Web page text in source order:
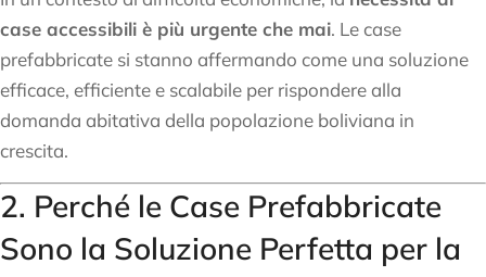
case accessibili è più urgente che mai. Le case
prefabbricate si stanno affermando come una soluzione
efficace, efficiente e scalabile per rispondere alla
domanda abitativa della popolazione boliviana in
crescita.
2. Perché le Case Prefabbricate
Sono la Soluzione Perfetta per la